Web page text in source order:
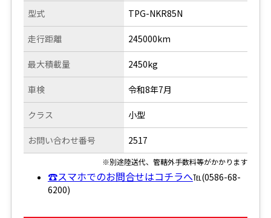
型式
走行距離
TPG-NKR85N
245000km
最大積載量
車検
クラス
お問い合わせ番号
2450kg
令和8年7月
小型
2517
※別途陸送代、管轄外手数料等がかかります
☎スマホでのお問合せはコチラへ℡(0586-68-
6200)